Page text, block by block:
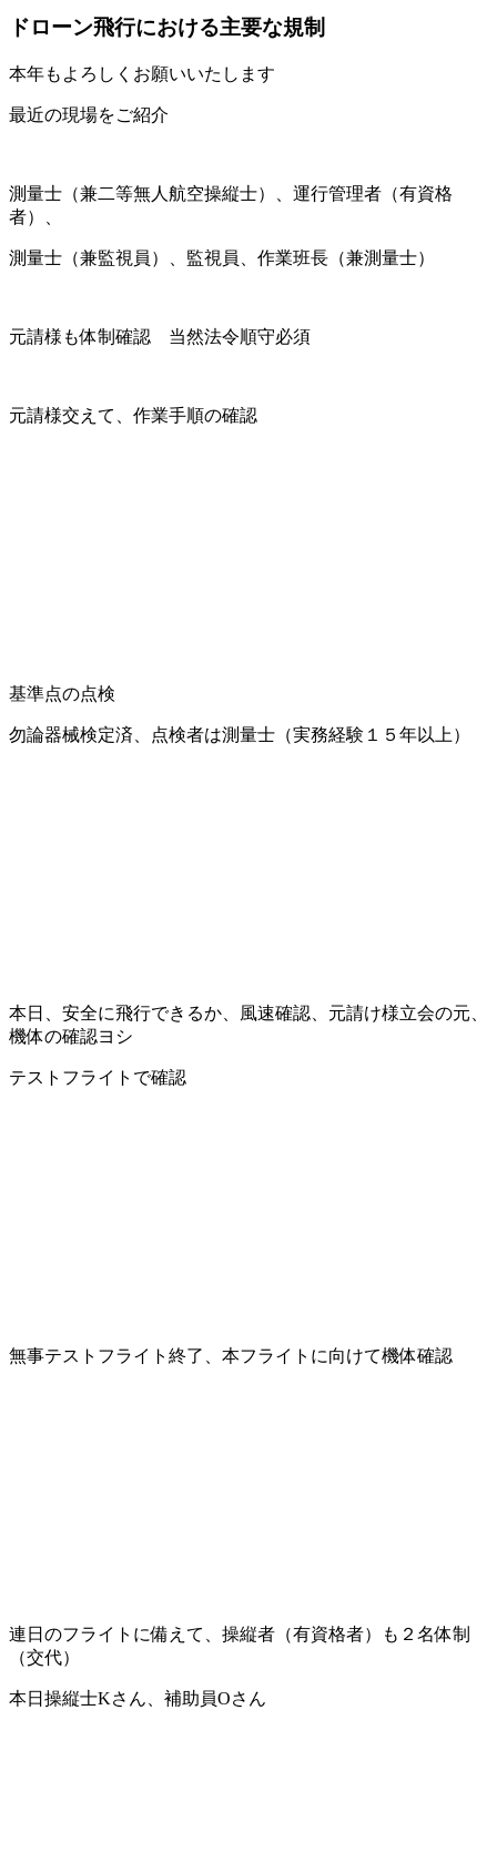
ドローン飛行における主要な規制
本年もよろしくお願いいたします
最近の現場をご紹介
測量士（兼二等無人航空操縦士）、運行管理者（有資格
者）、
測量士（兼監視員）、監視員、作業班長（兼測量士）
元請様も体制確認 当然法令順守必須
元請様交えて、作業手順の確認
基準点の点検
勿論器械検定済、点検者は測量士（実務経験１５年以上）
本日、安全に飛行できるか、風速確認、元請け様立会の元、
機体の確認ヨシ
テストフライトで確認
無事テストフライト終了、本フライトに向けて機体確認
連日のフライトに備えて、操縦者（有資格者）も２名体制
（交代）
本日操縦士Kさん、補助員Oさん